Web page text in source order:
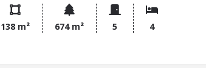
138 m² 674 m² 5 4